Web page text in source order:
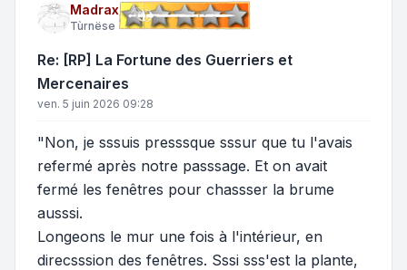
Madrax
Tùrnëse
Re: [RP] La Fortune des Guerriers et
Mercenaires
ven. 5 juin 2026 09:28
"Non, je sssuis presssque sssur que tu l'avais
refermé après notre passsage. Et on avait
fermé les fenêtres pour chassser la brume
ausssi.
Longeons le mur une fois à l'intérieur, en
direcsssion des fenêtres. Sssi sss'est la plante,